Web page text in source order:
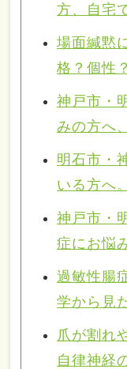
方、自宅
場面緘黙
格？個性？
神戸市・
みの方へ
明石市・
いる方へ
神戸市・
症にお悩
過敏性腸
学から見
爪が割れ
自律神経